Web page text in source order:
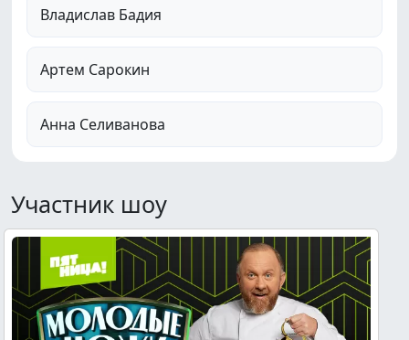
Владислав Бадия
Артем Сарокин
Анна Селиванова
Участник шоу